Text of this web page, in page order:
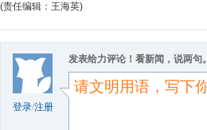
(责任编辑：王海英)
登录/注册
发表给力评论！看新闻，说两句。